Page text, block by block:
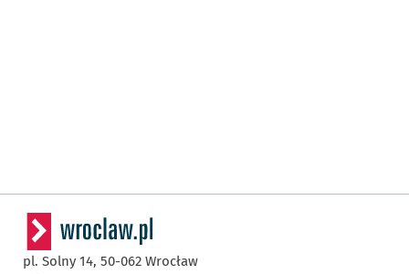
pl. Solny 14, 50-062 Wrocław